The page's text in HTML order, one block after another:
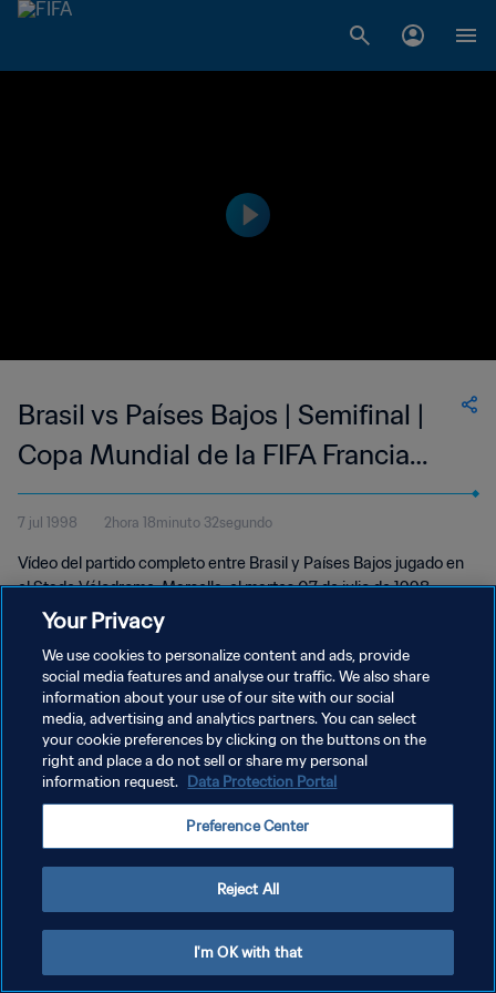
Brasil vs Países Bajos | Semifinal |
Copa Mundial de la FIFA Francia
1998™ | Partido completo
7 jul 1998 2hora 18minuto 32segundo
Vídeo del partido completo entre Brasil y Países Bajos jugado en
el Stade Vélodrome, Marsella, el martes 07 de julio de 1998.
POLÍTICA DE PRIVACIDAD
TÉRMINOS DE SERVICIO
AJUSTAR LA CONFIGURACIÓN DE LAS COOKIES
Your Privacy
We use cookies to personalize content and ads, provide
social media features and analyse our traffic. We also share
information about your use of our site with our social
media, advertising and analytics partners. You can select
your cookie preferences by clicking on the buttons on the
right and place a do not sell or share my personal
information request. Data Protection Portal
Preference Center
Reject All
I'm OK with that